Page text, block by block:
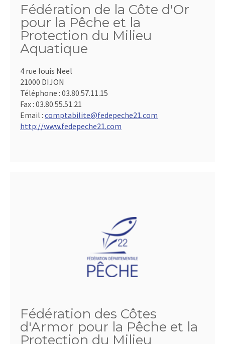
Fédération de la Côte d'Or
pour la Pêche et la
Protection du Milieu
Aquatique
4 rue louis Neel
21000 DIJON
Téléphone : 03.80.57.11.15
Fax : 03.80.55.51.21
Email : comptabilite@fedepeche21.com
http://www.fedepeche21.com
Fédération des Côtes
d'Armor pour la Pêche et la
Protection du Milieu